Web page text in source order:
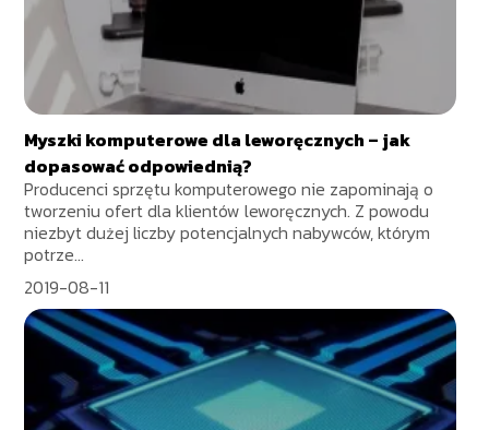
Myszki komputerowe dla leworęcznych – jak
dopasować odpowiednią?
Producenci sprzętu komputerowego nie zapominają o
tworzeniu ofert dla klientów leworęcznych. Z powodu
niezbyt dużej liczby potencjalnych nabywców, którym
potrze...
2019-08-11